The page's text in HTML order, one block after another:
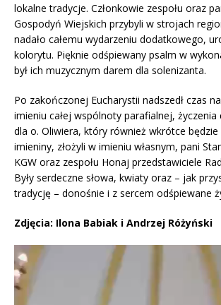
lokalne tradycje. Członkowie zespołu oraz
Gospodyń Wiejskich przybyli w strojach
nadało całemu wydarzeniu dodatkowego,
kolorytu. Pięknie odśpiewany psalm w
był ich muzycznym darem dla solenizanta.
Po zakończonej Eucharystii nadszedł czas
imieniu całej wspólnoty parafialnej, życzenia
dla o. Oliwiera, który również wkrótce będzie
imieniny, złożyli w imieniu własnym, pani
KGW oraz zespołu Honaj przedstawiciele
Były serdeczne słowa, kwiaty oraz – jak
tradycję – donośnie i z sercem odśpiewane
Zdjęcia: Ilona Babiak i Andrzej Różyński
Odtwarzacz
video